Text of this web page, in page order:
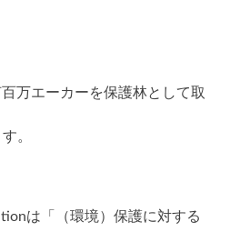
万エーカーを保護林として取
。
は「（環境）保護に対する